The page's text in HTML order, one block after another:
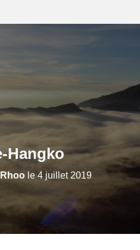
Hangko
le4 juillet 2019